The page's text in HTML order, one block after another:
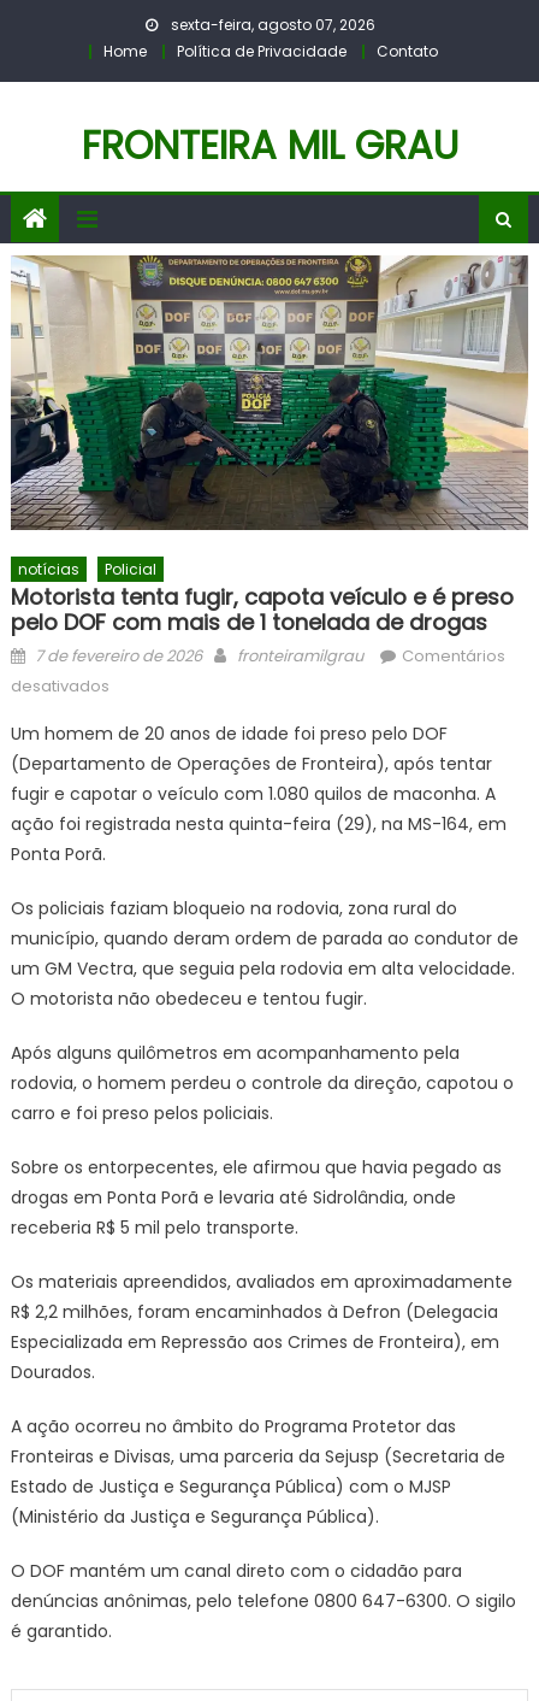
sexta-feira, agosto 07, 2026
Home
Política de Privacidade Contato
FRONTEIRA MIL GRAU
notícias Policial
Motorista tenta fugir, capota veículo e é preso
pelo DOF com mais de 1 tonelada de drogas
Posted
on
7 de fevereiro de 2026 Author
fronteiramilgrau
Comentários
desativadosem
tenta
fugir,
capota
veículo
preso
pelo
DOF
com
de
tonelada
de
Um homem de 20 anos de idade foi preso pelo DOF
(Departamento de Operações de Fronteira), após tentar
fugir e capotar o veículo com 1.080 quilos de maconha. A
ação foi registrada nesta quinta-feira (29), na MS-164, em
Ponta Porã.
Os policiais faziam bloqueio na rodovia, zona rural do
município, quando deram ordem de parada ao condutor de
um GM Vectra, que seguia pela rodovia em alta velocidade.
O motorista não obedeceu e tentou fugir.
Após alguns quilômetros em acompanhamento pela
rodovia, o homem perdeu o controle da direção, capotou o
carro e foi preso pelos policiais.
Sobre os entorpecentes, ele afirmou que havia pegado as
drogas em Ponta Porã e levaria até Sidrolândia, onde
receberia R$ 5 mil pelo transporte.
Os materiais apreendidos, avaliados em aproximadamente
R$ 2,2 milhões, foram encaminhados à Defron (Delegacia
Especializada em Repressão aos Crimes de Fronteira), em
Dourados.
A ação ocorreu no âmbito do Programa Protetor das
Fronteiras e Divisas, uma parceria da Sejusp (Secretaria de
Estado de Justiça e Segurança Pública) com o MJSP
(Ministério da Justiça e Segurança Pública).
O DOF mantém um canal direto com o cidadão para
denúncias anônimas, pelo telefone 0800 647-6300. O sigilo
é garantido.